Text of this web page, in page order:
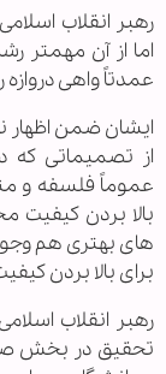
رهبر انقلاب
اما از آن مهمتر
عمدتاً واهی دروازه
ایشان ضمن اظهار
از تصمیماتی که
عموماً فلسفه و
بالا بردن کیفیت
های بهتری هم
برای بالا بردن
رهبر انقلاب
تحقیق در بخش